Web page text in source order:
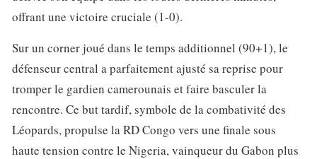
offrant une victoire cruciale (1-0).
Sur un corner joué dans le temps additionnel (90+1), le
défenseur central a parfaitement ajusté sa reprise pour
tromper le gardien camerounais et faire basculer la
rencontre. Ce but tardif, symbole de la combativité des
Léopards, propulse la RD Congo vers une finale sous
haute tension contre le Nigeria, vainqueur du Gabon plus